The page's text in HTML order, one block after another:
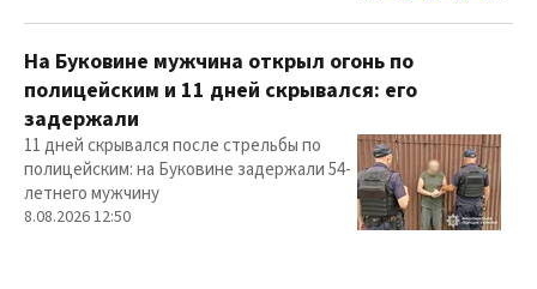
На Буковине мужчина открыл огонь по
полицейским и 11 дней скрывался: его
задержали
11 дней скрывался после стрельбы по
полицейским: на Буковине задержали 54-
летнего мужчину
8.08.2026 12:50